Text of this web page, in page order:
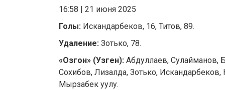
16:58
21 июня 2025
Голы: Искандарбеков, 16, Титов, 89.
Удаление: Зотько, 78.
«Озгон» (Узген): Абдуллаев, Сулайманов,
Сохибов, Лизалда, Зотько,
Мырзабек уулу.